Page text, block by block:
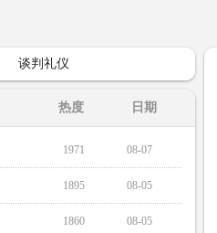
谈判礼仪
日期
热度
08-07
1971
08-05
1895
08-05
1860